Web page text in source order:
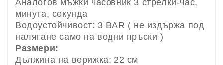
Аналогов мъжки часовник 3 стрелки-час,
минута, секунда
Водоустойчивост: 3 BAR ( не издържа под
налягане само на водни пръски )
Размери:
Дължина на верижка: 22 см